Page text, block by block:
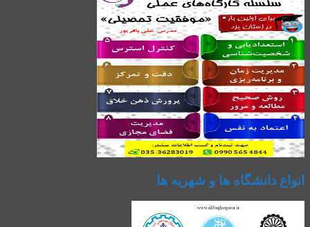
انواع دانشگاه ها و شهریه ها